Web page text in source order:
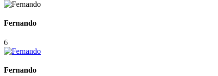
Fernando
6
Fernando